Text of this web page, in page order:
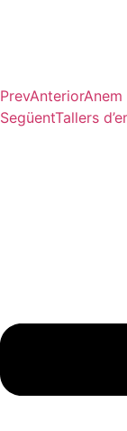
PrevAnteriorAnem
SegüentTallers